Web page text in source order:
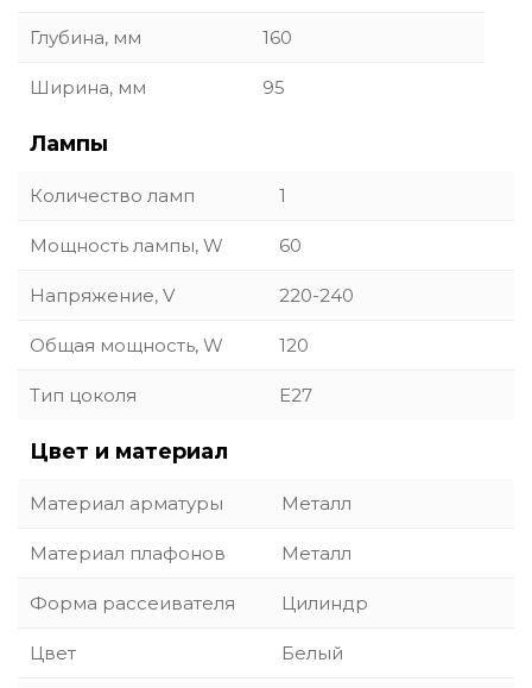
Глубина, мм 160
Ширина, мм 95
Лампы
Количество ламп 1
Мощность лампы, W 60
Напряжение, V 220-240
Общая мощность, W 120
Тип цоколя E27
Цвет и материал
Материал арматуры Металл
Материал плафонов Металл
Форма рассеивателя Цилиндр
Цвет Белый